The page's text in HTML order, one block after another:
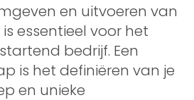
en uitvoeren van
essentieel voor het
bedrijf. Een
is het definiëren van je
en unieke